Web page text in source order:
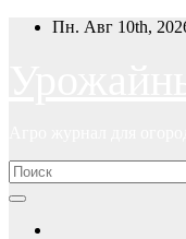
ПерейтиПн. Авг 10th,